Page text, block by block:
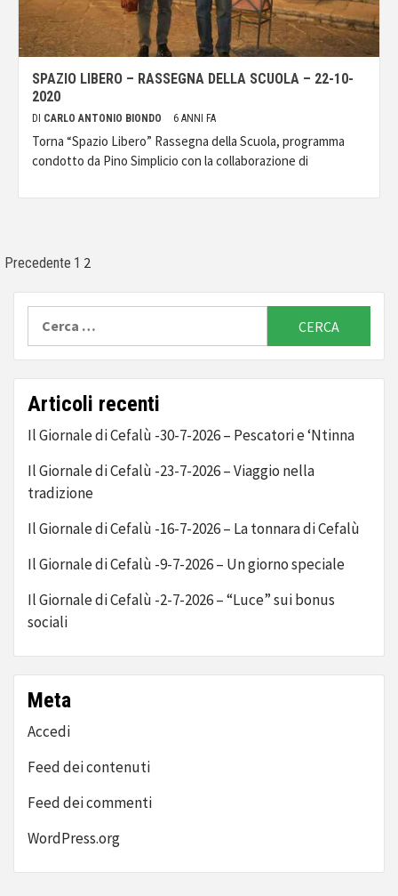
SPAZIO LIBERO – RASSEGNA DELLA SCUOLA – 22-10-
2020
DI CARLO ANTONIO BIONDO 6 ANNI FA
Torna “Spazio Libero” Rassegna della Scuola, programma
condotto da Pino Simplicio con la collaborazione di
Paginazione
degli
articoli
Precedente 1 2
Articoli recenti
Il Giornale di Cefalù -30-7-2026 – Pescatori e ‘Ntinna
Il Giornale di Cefalù -23-7-2026 – Viaggio nella
tradizione
Il Giornale di Cefalù -16-7-2026 – La tonnara di Cefalù
Il Giornale di Cefalù -9-7-2026 – Un giorno speciale
Il Giornale di Cefalù -2-7-2026 – “Luce” sui bonus
sociali
Meta
Accedi
Feed dei contenuti
Feed dei commenti
WordPress.org